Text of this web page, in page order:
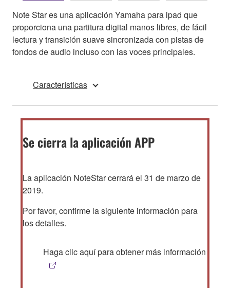
Note Star es una aplicación Yamaha para ipad que
proporciona una partitura digital manos libres, de fácil
lectura y transición suave sincronizada con pistas de
fondos de audio incluso con las voces principales.
Características
Se cierra la aplicación APP
La aplicación NoteStar cerrará el 31 de marzo de
2019.
Por favor, confirme la siguiente información para
los detalles.
Haga clic aquí para obtener más información